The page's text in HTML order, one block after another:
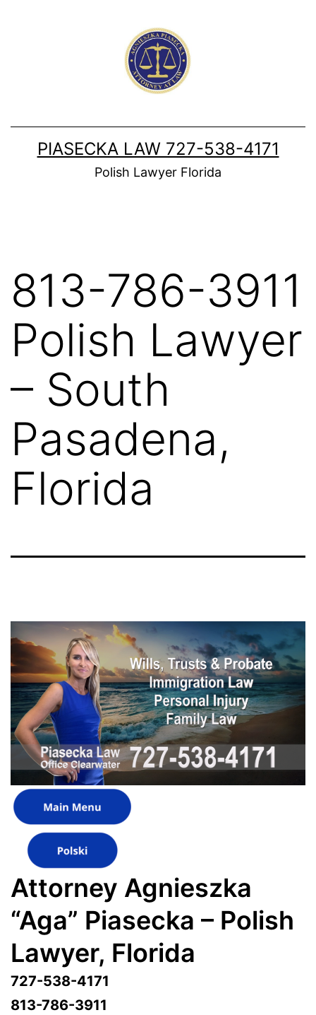
PIASECKA LAW 727-538-4171
Polish Lawyer Florida
813-786-3911
Polish Lawyer
– South
Pasadena,
Florida
Attorney Agnieszka
“Aga” Piasecka – Polish
Lawyer, Florida
727-538-4171
813-786-3911